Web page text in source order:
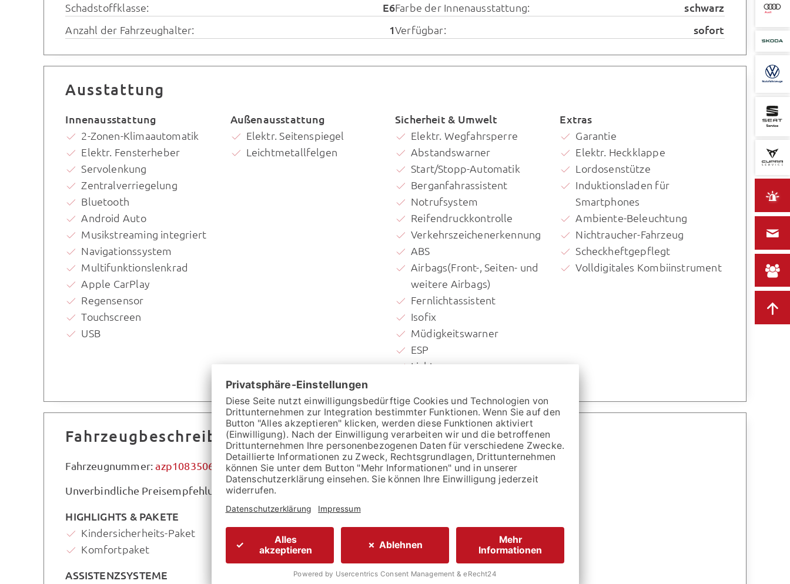
Schadstoffklasse:
E6
Anzahl der Fahrzeughalter:
1
Farbe der Innenausstattung:
schwarz
Verfügbar:
sofort
Ausstattung
Innenausstattung
2-Zonen-Klimaautomatik
Elektr. Fensterheber
Servolenkung
Zentralverriegelung
Bluetooth
Android Auto
Musikstreaming integriert
Navigationssystem
Multifunktionslenkrad
Apple CarPlay
Regensensor
Touchscreen
USB
Außenausstattung
Elektr. Seitenspiegel
Leichtmetallfelgen
Sicherheit & Umwelt
Elektr. Wegfahrsperre
Abstandswarner
Start/Stopp-Automatik
Berganfahrassistent
Notrufsystem
Reifendruckkontrolle
Verkehrszeichenerkennung
ABS
Airbags(Front-, Seiten- und
weitere Airbags)
Fernlichtassistent
Isofix
Müdigkeitswarner
ESP
Lichtsensor
Extras
Garantie
Elektr. Heckklappe
Lordosenstütze
Induktionsladen für
Smartphones
Ambiente-Beleuchtung
Nichtraucher-Fahrzeug
Scheckheftgepflegt
Volldigitales Kombiinstrument
Fahrzeugbeschreibung
Fahrzeugnummer:azp1083506
Unverbindliche Preisempfehlung des Herstellers:
HIGHLIGHTS & PAKETE
Kindersicherheits-Paket
Komfortpaket
ASSISTENZSYSTEME